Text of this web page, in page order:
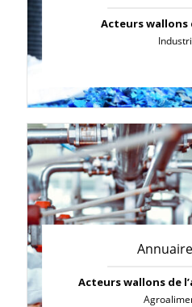
Acteurs
Acteurs wallons de